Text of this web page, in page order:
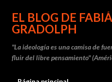
Ir al
EL BLOG DE
GRADOLPH
"La ideología es una camisa de
fluir del libre pensamiento"